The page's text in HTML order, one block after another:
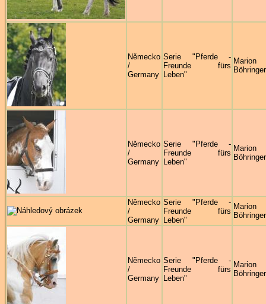
Německo
/
Germany
Serie "Pferde -
Freunde fürs
Leben"
Marion
Böhringer
Německo
/
Germany
Serie "Pferde -
Freunde fürs
Leben"
Marion
Böhringer
Německo
/
Germany
Serie "Pferde -
Freunde fürs
Leben"
Marion
Böhringer
Německo
/
Germany
Serie "Pferde -
Freunde fürs
Leben"
Marion
Böhringer